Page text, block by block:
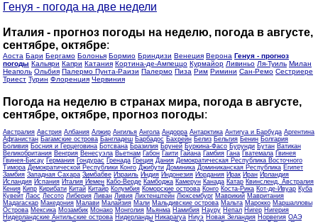
Генуя - погода на две недели
Италия - прогноз погоды на неделю, погода в августе,
сентябре, октябре:
Аоста Бари Бергамо Болонья Бормио Бриндизи Венеция Верона Генуя - прогноз
погоды Кальяри Капри Катания Кортина-де-Ампеццо Курмайор Ливиньо Ля-Туиль Милан
Неаполь Ольбия Палермо Пунта-Раизи Палермо Пиза Рим Римини Сан-Ремо Сестриере
Триест Турин Флоренция Червиния
Погода на неделю в странах мира, погода в августе,
сентябре, октябре, прогноз погоды:
Австралия Австрия Албания Алжир Ангилья Ангола Андорра Антарктика Антигуа и Барбуда Аргентина
Афганистан Багамские острова Бангладеш Барбадос Бахрейн Белиз Бельгия Бенин Болгария
Боливия Босния и Герцеговина Ботсвана Бразилия Бруней Буркина-Фасо Бурунди Бутан Ватикан
Великобритания Венгрия Венесуэла Вьетнам Габон Гаити Гайана Гамбия Гана Гватемала Гвинея
Гвинея-Бисау Германия Гондурас Гренада Греция Дания Демократическая Республика Восточного
Тимора Демократической Республики Конго Джибути Доминика Доминиканская Республика Египет
Замбия Западная Сахара Зимбабве Израиль Индия Индонезия Иордания Ирак Иран Ирландия
Исландия Испания Италия Йемен Кабо-Верде Камбоджа Камерун Канада Катар Квинсленд, Австралия
Кения Кипр Кирибати Китай Китайр Колумбия Коморские острова Конго Коста-Рика Кот-де-Ивуар Куба
Кувейт Лаос Лесото Либерия Ливан Ливия Лихтенштейн Люксембург Маврикий Мавритания
Мадагаскар Македония Малави Малайзия Мали Мальдивские острова Мальта Марокко Маршалловы
Острова Мексика Мозамбик Монако Монголия Мьянма Намибия Науру Непал Нигер Нигерия
Нидерландские Антильские острова Нидерланды Никарагуа Ниуэ Новая Зеландия Норвегия ОАЭ